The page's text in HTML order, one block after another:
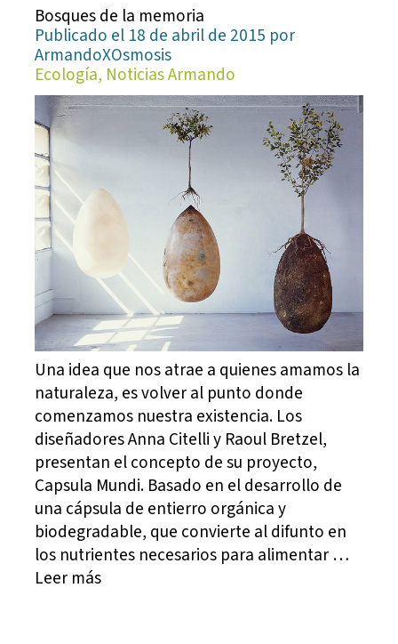
Bosques de la memoria
Publicado el 18 de abril de 2015 por
ArmandoXOsmosis
Ecología, Noticias Armando
Una idea que nos atrae a quienes amamos la
naturaleza, es volver al punto donde
comenzamos nuestra existencia. Los
diseñadores Anna Citelli y Raoul Bretzel,
presentan el concepto de su proyecto,
Capsula Mundi. Basado en el desarrollo de
una cápsula de entierro orgánica y
biodegradable, que convierte al difunto en
los nutrientes necesarios para alimentar …
Leer más